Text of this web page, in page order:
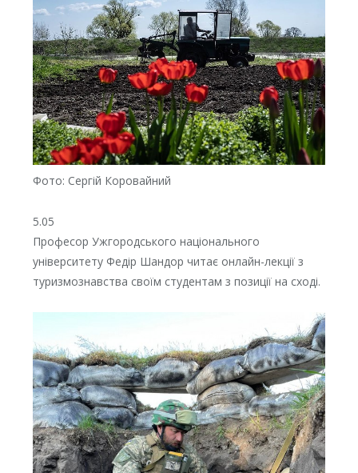
Фото: Сергій Коровайний
5.05
Професор Ужгородського національного
університету Федір Шандор читає онлайн-лекції з
туризмознавства своїм студентам з позиції на сході.